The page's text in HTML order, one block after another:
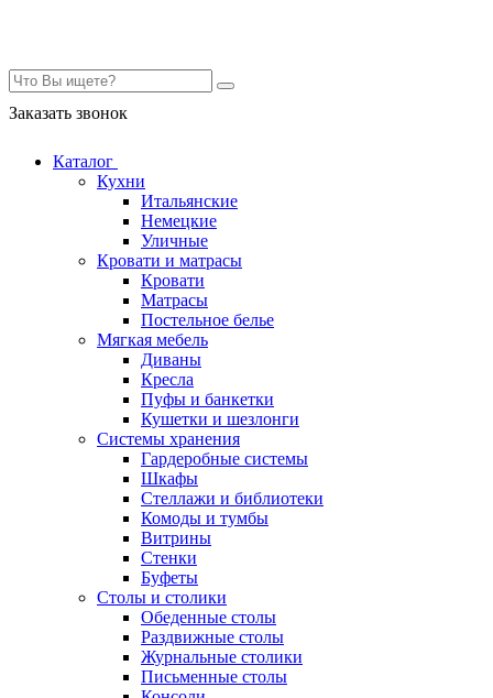
Заказать звонок
Каталог
Кухни
Итальянские
Немецкие
Уличные
Кровати и матрасы
Кровати
Матрасы
Постельное белье
Мягкая мебель
Диваны
Кресла
Пуфы и банкетки
Кушетки и шезлонги
Системы хранения
Гардеробные системы
Шкафы
Стеллажи и библиотеки
Комоды и тумбы
Витрины
Стенки
Буфеты
Столы и столики
Обеденные столы
Раздвижные столы
Журнальные столики
Письменные столы